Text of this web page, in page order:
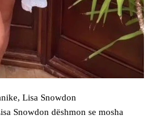
Lisa Snowdon
Snowdon dëshmon se mosha